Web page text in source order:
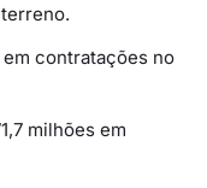
em contratações no
milhões em